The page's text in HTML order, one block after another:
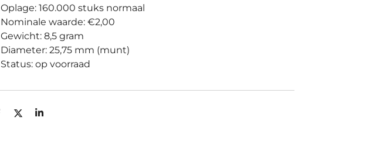
Oplage: 160.000 stuks normaal
Nominale waarde: €2,00
Gewicht: 8,5 gram
Diameter: 25,75 mm (munt)
Status: op voorraad
D
S